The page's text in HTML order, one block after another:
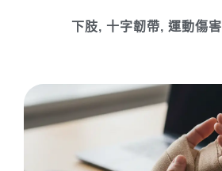
下肢, 十字韌帶, 運動傷害